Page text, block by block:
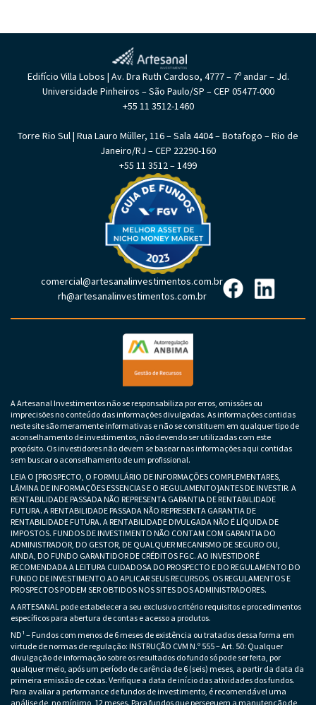
Edifício Villa Lobos | Av. Dra Ruth Cardoso, 4777 – 7º andar – Jd.
Universidade Pinheiros – São Paulo/SP – CEP 05477-000
+55 11 3512-1460
Torre Rio Sul | Rua Lauro Müller, 116 – Sala 4404 – Botafogo – Rio de
Janeiro/RJ – CEP 22290-160
+55 11 3512 – 1499
comercial@artesanalinvestimentos.com.br
rh@artesanalinvestimentos.com.br
A Artesanal Investimentos não se responsabiliza por erros, omissões ou
imprecisões no conteúdo das informações divulgadas. As informações contidas
neste site são meramente informativas e não se constituem em qualquer tipo de
aconselhamento de investimentos, não devendo ser utilizadas com este
propósito. Os investidores não devem se basear nas informações aqui contidas
sem buscar o aconselhamento de um profissional.
LEIA O [PROSPECTO, O FORMULÁRIO DE INFORMAÇÕES COMPLEMENTARES,
LÂMINA DE INFORMAÇÕES ESSENCIAS E O REGULAMENTO]ANTES DE INVESTIR. A
RENTABILIDADE PASSADA NÃO REPRESENTA GARANTIA DE RENTABILIDADE
FUTURA. A RENTABILIDADE PASSADA NÃO REPRESENTA GARANTIA DE
RENTABILIDADE FUTURA. A RENTABILIDADE DIVULGADA NÃO É LÍQUIDA DE
IMPOSTOS. FUNDOS DE INVESTIMENTO NÃO CONTAM COM GARANTIA DO
ADMINISTRADOR, DO GESTOR, DE QUALQUER MECANISMO DE SEGURO OU,
AINDA, DO FUNDO GARANTIDOR DE CRÉDITOS FGC. AO INVESTIDOR É
RECOMENDADA A LEITURA CUIDADOSA DO PROSPECTO E DO REGULAMENTO DO
FUNDO DE INVESTIMENTO AO APLICAR SEUS RECURSOS. OS REGULAMENTOS E
PROSPECTOS PODEM SER OBTIDOS NOS SITES DOS ADMINISTRADORES.
A ARTESANAL pode estabelecer a seu exclusivo critério requisitos e procedimentos
específicos para abertura de contas e acesso a produtos.
ND¹ – Fundos com menos de 6 meses de existência ou tratados dessa forma em
virtude de normas de regulação: INSTRUÇÃO CVM N.º 555 – Art. 50: Qualquer
divulgação de informação sobre os resultados do fundo só pode ser feita, por
qualquer meio, após um período de carência de 6 (seis) meses, a partir da data da
primeira emissão de cotas. Verifique a data de início das atividades dos fundos.
Para avaliar a performance de fundos de investimento, é recomendável uma
análise de, no mínimo, 12 meses. Para fundos que perseguem a manutenção de